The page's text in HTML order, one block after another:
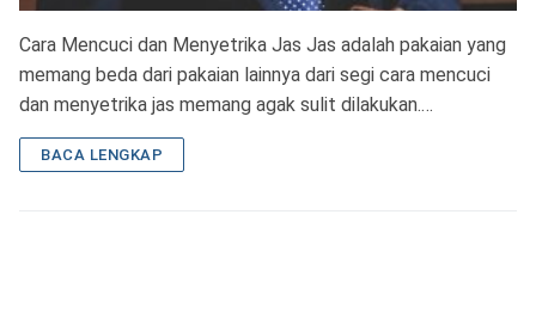
Cara Mencuci dan Menyetrika Jas Jas adalah pakaian yang
memang beda dari pakaian lainnya dari segi cara mencuci
dan menyetrika jas memang agak sulit dilakukan.…
BACA LENGKAP